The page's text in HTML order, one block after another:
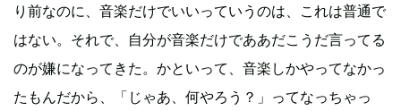
り前なのに、音楽だけでいいっていうのは、これは普通で
はない。それで、自分が音楽だけでああだこうだ言ってる
のが嫌になってきた。かといって、音楽しかやってなかっ
たもんだから、「じゃあ、何やろう？」ってなっちゃっ